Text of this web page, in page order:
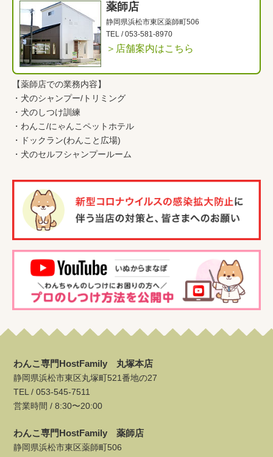
薬師店
静岡県浜松市東区薬師町506
TEL /053-581-8970
＞店舗案内はこちら
【薬師店での業務内容】
・ 犬のシャンプー/トリミング
・ 犬のしつけ訓練
・ わんこ/にゃんこペットホテル
・
ドックラン(わんこと広場)
・ 犬のセルフシャンプールーム
わんこ専門HostFamily 丸塚本店
静岡県浜松市東区丸塚町521番地の27
TEL /053-545-7511
営業時間 / 8:30〜20:00
わんこ専門HostFamily 薬師店
静岡県浜松市東区薬師町506